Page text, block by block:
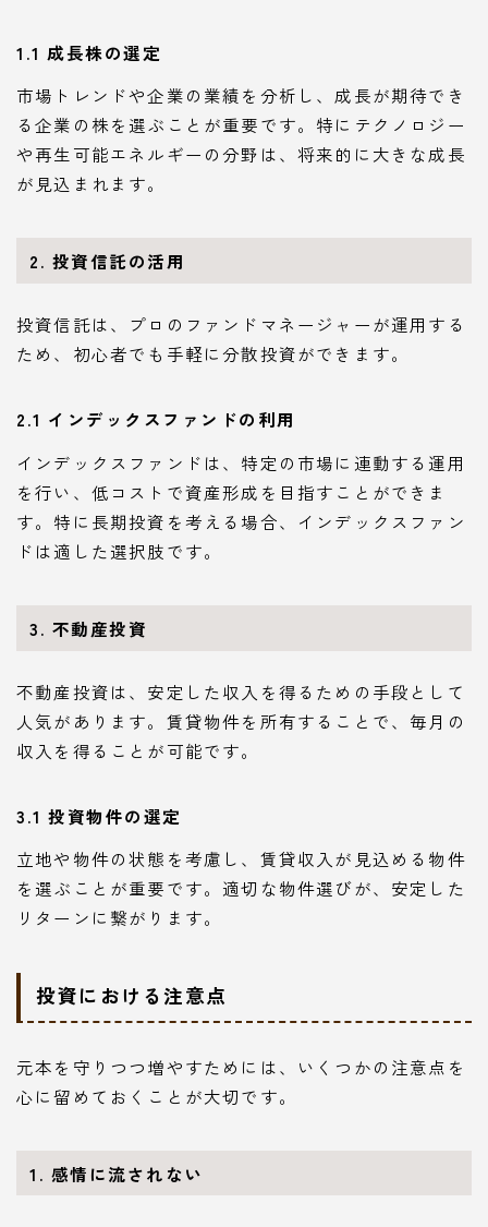
1.1 成長株の選定
市場トレンドや企業の業績を分析し、成長が期待でき
る企業の株を選ぶことが重要です。特にテクノロジー
や再生可能エネルギーの分野は、将来的に大きな成長
が見込まれます。
2. 投資信託の活用
投資信託は、プロのファンドマネージャーが運用する
ため、初心者でも手軽に分散投資ができます。
2.1 インデックスファンドの利用
インデックスファンドは、特定の市場に連動する運用
を行い、低コストで資産形成を目指すことができま
す。特に長期投資を考える場合、インデックスファン
ドは適した選択肢です。
3. 不動産投資
不動産投資は、安定した収入を得るための手段として
人気があります。賃貸物件を所有することで、毎月の
収入を得ることが可能です。
3.1 投資物件の選定
立地や物件の状態を考慮し、賃貸収入が見込める物件
を選ぶことが重要です。適切な物件選びが、安定した
リターンに繋がります。
投資における注意点
元本を守りつつ増やすためには、いくつかの注意点を
心に留めておくことが大切です。
1. 感情に流されない